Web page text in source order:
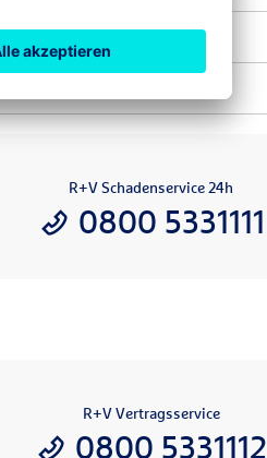
R+V Schadenservice 24h
0800 5331111
R+V Vertragsservice
0800 5331112